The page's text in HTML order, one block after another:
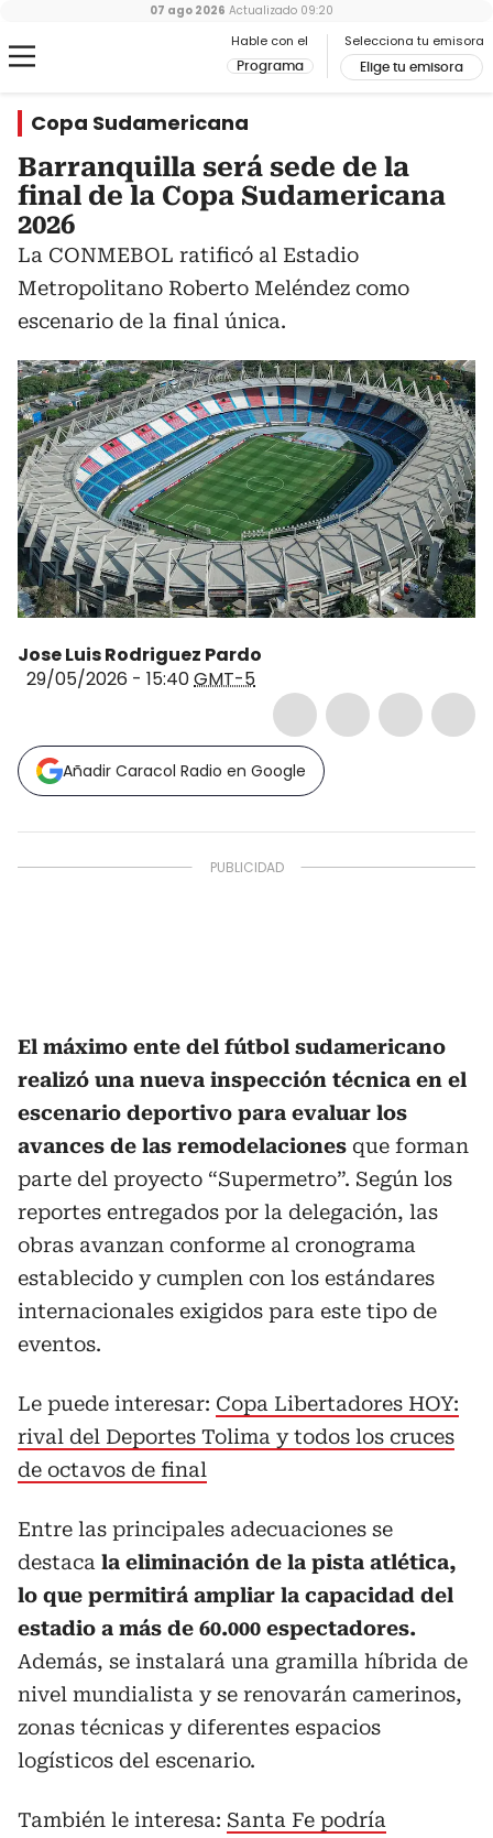
Hable con el
Programa
Selecciona tu emisora
Elige tu emisora
07 ago 2026 Actualizado 09:20
Copa Sudamericana
Barranquilla será sede de la
final de la Copa Sudamericana
2026
La CONMEBOL ratificó al Estadio
Metropolitano Roberto Meléndez como
escenario de la final única.
Jose Luis Rodriguez Pardo
29/05/2026 - 15:40GMT-5
Añadir Caracol Radio en Google
El máximo ente del fútbol sudamericano
realizó una nueva inspección técnica en el
escenario deportivo para evaluar los
avances de las remodelaciones que forman
parte del proyecto “Supermetro”. Según los
reportes entregados por la delegación, las
obras avanzan conforme al cronograma
establecido y cumplen con los estándares
internacionales exigidos para este tipo de
eventos.
Le puede interesar: Copa Libertadores HOY:
rival del Deportes Tolima y todos los cruces
de octavos de final
Entre las principales adecuaciones se
destaca la eliminación de la pista atlética,
lo que permitirá ampliar la capacidad del
estadio a más de 60.000 espectadores.
Además, se instalará una gramilla híbrida de
nivel mundialista y se renovarán camerinos,
zonas técnicas y diferentes espacios
logísticos del escenario.
También le interesa: Santa Fe podría